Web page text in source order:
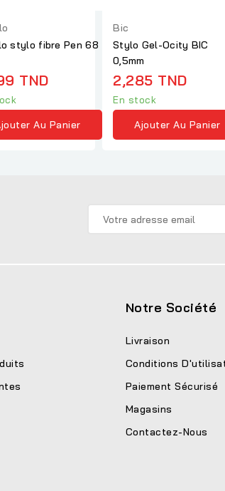
stylo fibre Pen 68
TND
Au Panier
Bic
Stylo Gel-Ocity BIC
0,5mm
2,285 TND
En stock
Ajouter Au Panier
Notre Société
Livraison
Conditions
Paiement Sécurisé
Magasins
Contactez-Nous